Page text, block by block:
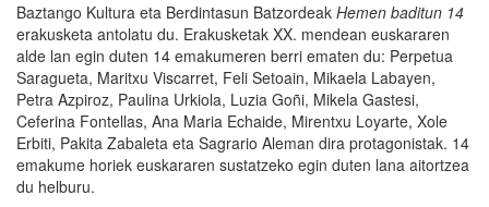
Baztango Kultura eta Berdintasun Batzordeak Hemen baditun 14
erakusketa antolatu du. Erakusketak XX. mendean euskararen
alde lan egin duten 14 emakumeren berri ematen du: Perpetua
Saragueta, Maritxu Viscarret, Feli Setoain, Mikaela Labayen,
Petra Azpiroz, Paulina Urkiola, Luzia Goñi, Mikela Gastesi,
Ceferina Fontellas, Ana Maria Echaide, Mirentxu Loyarte, Xole
Erbiti, Pakita Zabaleta eta Sagrario Aleman dira protagonistak. 14
emakume horiek euskararen sustatzeko egin duten lana aitortzea
du helburu.